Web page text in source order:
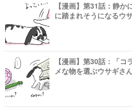
【漫画】第31話：静
に踏まれそうになるウ
【漫画】第30話：「
メな物を選ぶウサギさ